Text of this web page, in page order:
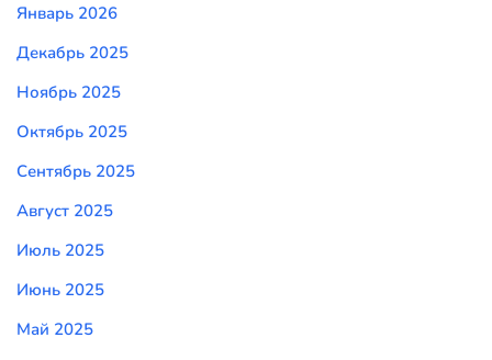
Январь 2026
Декабрь 2025
Ноябрь 2025
Октябрь 2025
Сентябрь 2025
Август 2025
Июль 2025
Июнь 2025
Май 2025